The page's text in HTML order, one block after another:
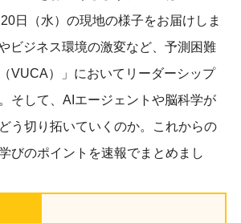
日（水）の現地の様子をお届けしま
ビジネス環境の激変など、予測困難
VUCA）」においてリーダーシップ
そして、AIエージェントや脳科学が
う切り拓いていくのか。これからの
びのポイントを速報でまとめまし